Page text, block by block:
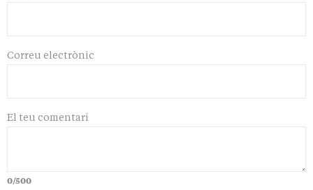
Correu electrònic
El teu comentari
0/500